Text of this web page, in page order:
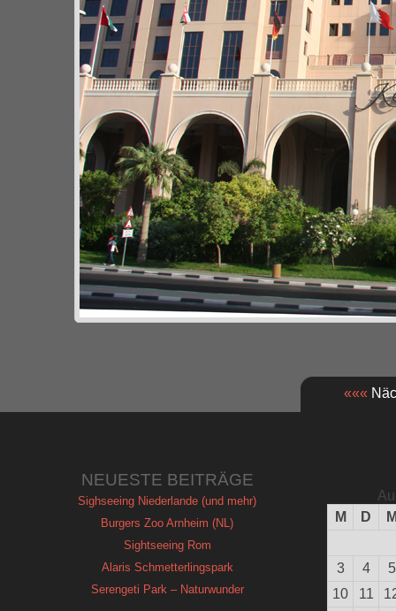
«««
NEUESTE BEITRÄGE
Sighseeing Niederlande (und mehr)
Burgers Zoo Arnheim (NL)
Sightseeing Rom
Alaris Schmetterlingspark
Serengeti Park – Naturwunder
M
D
3 4
5
10
11